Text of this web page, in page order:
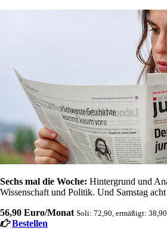
Sechs mal die Woche: Hintergrund und
Wissenschaft und Politik. Und Samstag
56,90 Euro/Monat Soli: 72,90, ermäßigt: 38,90
Bestellen